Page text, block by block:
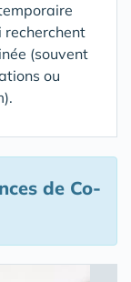
recherchent
(souvent
ou
de Co-